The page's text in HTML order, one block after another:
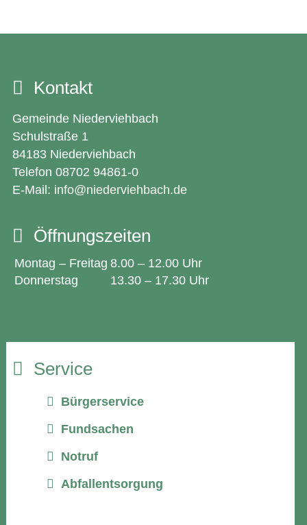
Kontakt
Gemeinde Niederviehbach
Schulstraße 1
84183 Niederviehbach
Telefon 08702 94861-0
E-Mail: info@niederviehbach.de
Öffnungszeiten
Montag – Freitag 8.00 – 12.00 Uhr
Donnerstag
13.30 – 17.30 Uhr
Service
Bürgerservice
Fundsachen
Notruf
Abfallentsorgung